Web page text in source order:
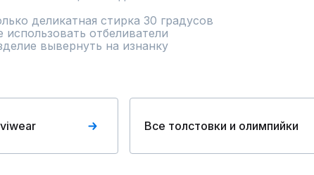
деликатная стирка 30 градусов
использовать отбеливатели
вывернуть на изнанку
Все толстовки и олимпийки